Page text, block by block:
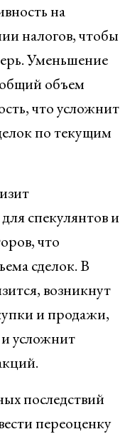
на
налогов, чтобы
Уменьшение
объем
что усложнит
по текущим
спекулянтов и
что
сделок. В
возникнут
и продажи,
усложнит
последствий
переоценку